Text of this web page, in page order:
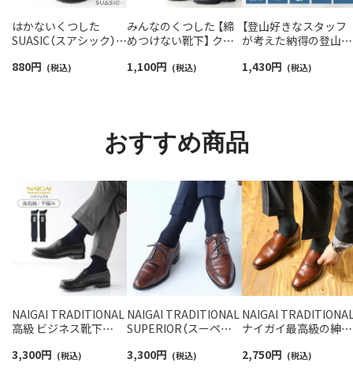
はかないくつした
SUASIC（スアシック）
抗菌防臭 ソックス メン
880円 (税込)
みんなのくつした 【締
めつけない靴下】 クル
【24-26cm】【26-28cm】
1,100円 (税込)
【登山好きなスタッフ
が考えた納得の登山用
リノウール混 クルー
1,430円 (税込)
おすすめ商品
NAIGAI TRADITIONAL
高級 ビジネス靴下
オール）海島綿 平プレ
3,300円 (税込)
NAIGAI TRADITIONAL
SUPERIOR（スーペリ
イソックス ロングホー
3,300円 (税込)
NAIGAI
ナイガイ最高級の紳士
リノウール 毛100％ 無
2,750円 (税込)